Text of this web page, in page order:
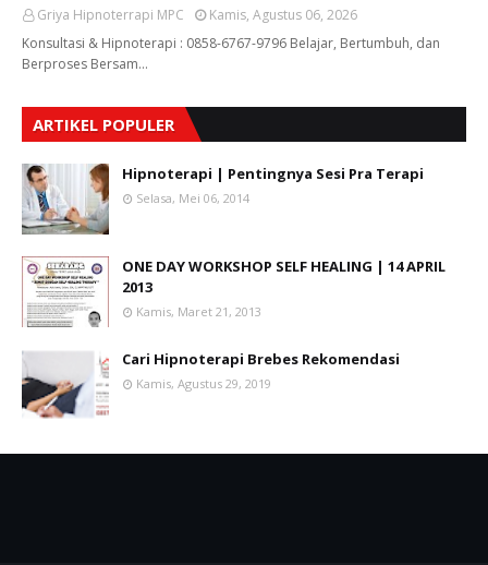
Griya Hipnoterrapi MPC
Kamis, Agustus 06, 2026
Konsultasi & Hipnoterapi : 0858-6767-9796 Belajar, Bertumbuh, dan
Berproses Bersam…
ARTIKEL POPULER
Hipnoterapi | Pentingnya Sesi Pra Terapi
Selasa, Mei 06, 2014
ONE DAY WORKSHOP SELF HEALING | 14 APRIL
2013
Kamis, Maret 21, 2013
Cari Hipnoterapi Brebes Rekomendasi
Kamis, Agustus 29, 2019